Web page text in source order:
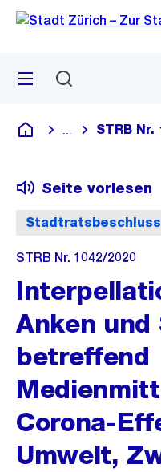
Navigation
Sprunglink
Menü
Deutsch
Blende alle
STRB
Stadtratsbeschluss
Seite vorlesen
STRB Nr. 1042/2020
Anken und
betreffend
Corona-
Umwelt,